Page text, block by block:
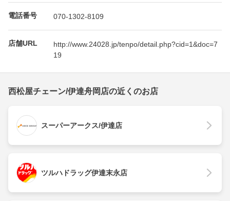
電話番号 070-1302-8109
店舗URL
http://www.24028.jp/tenpo/detail.php?cid=1&doc=7
19
西松屋チェーン/伊達舟岡店の近くのお店
スーパーアークス/伊達店
ツルハドラッグ伊達末永店